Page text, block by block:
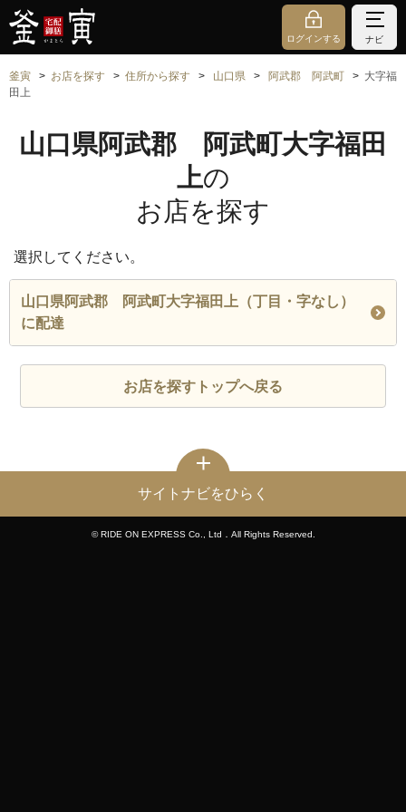
ログインする ナビ
釜寅 お店を探す 住所から探す 山口県 阿武郡 阿武町
大字福
田上
山口県阿武郡 阿武町大字福田
上の
お店を探す
選択してください。
山口県阿武郡 阿武町大字福田上（丁目・字なし）
に配達
お店を探すトップへ戻る
サイトナビをひらく
© RIDE ON EXPRESS Co., Ltd．All Rights Reserved.